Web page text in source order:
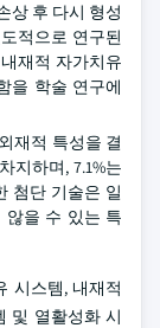
상 후 다시 형성
적으로 연구된
재적 자가치유
을 학술 연구에
재적 특성을 결
지하며, 7.1%는
첨단 기술은 일
않을 수 있는 특
시스템, 내재적
및 열활성화 시